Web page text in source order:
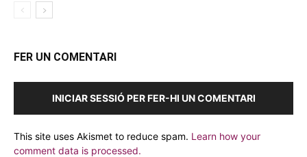
FER UN COMENTARI
INICIAR SESSIÓ PER FER-HI UN COMENTARI
This site uses Akismet to reduce spam. Learn how your
comment data is processed.